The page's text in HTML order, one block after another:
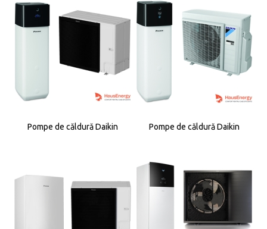
Pompe de căldură Daikin Pompe de căldură Daikin